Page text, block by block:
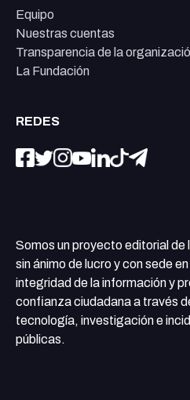
Equipo
Nuestras cuentas
Transparencia de la
La Fundación
REDES
Somos un proyecto editorial de
sin ánimo de lucro y con sede
integridad de la información y
confianza ciudadana a través
tecnología, investigación e
públicas.